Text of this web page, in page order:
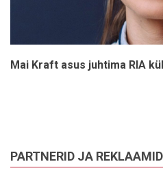
Mai Kraft asus juhtima RIA
PARTNERID JA REKLAAMID